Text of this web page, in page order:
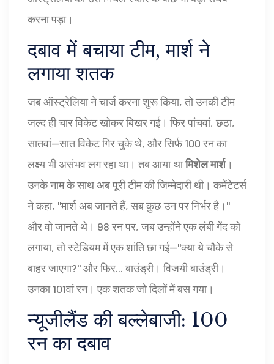
करना पड़ा।
दबाव में बचाया टीम, मार्श ने
लगाया शतक
जब ऑस्ट्रेलिया ने चार्ज करना शुरू किया, तो उनकी टीम
जल्द ही चार विकेट खोकर बिखर गई। फिर पांचवां, छठा,
सातवां—सात विकेट गिर चुके थे, और सिर्फ 100 रन का
लक्ष्य भी असंभव लग रहा था। तब आया थामिशेल मार्श।
उनके नाम के साथ अब पूरी टीम की जिम्मेदारी थी। कमेंटेटर्स
ने कहा, "मार्श अब जानते हैं, सब कुछ उन पर निर्भर है।"
और वो जानते थे। 98 रन पर, जब उन्होंने एक लंबी गेंद को
लगाया, तो स्टेडियम में एक शांति छा गई—"क्या ये चौके से
बाहर जाएगा?" और फिर... बाउंड्री। विजयी बाउंड्री।
उनका 101वां रन। एक शतक जो दिलों में बस गया।
न्यूजीलैंड की बल्लेबाजी: 100
रन का दबाव